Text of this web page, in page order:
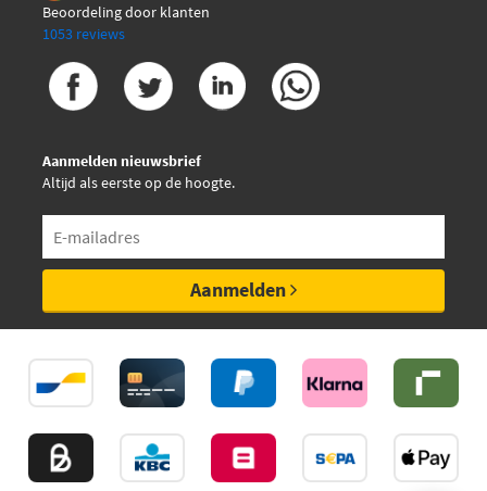
Beoordeling door klanten
1053 reviews
Aanmelden nieuwsbrief
Altijd als eerste op de hoogte.
Aanmelden